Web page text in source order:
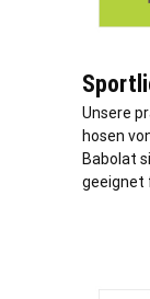
Unsere
hosen
Babolat
geeignet